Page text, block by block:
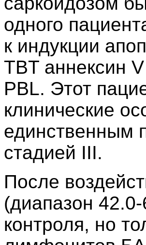
одного
к индукции
TBT аннексин
PBL. Этот
клинические
единственным
стадией III.
После
(диапазон
контроля, но